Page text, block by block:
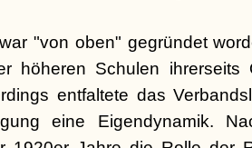
"von oben" gegründet
höheren Schulen ihrerseits
entfaltete das
eine Eigendynamik.